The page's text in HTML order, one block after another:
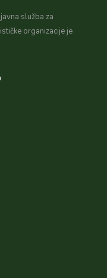
služba za
organizacije je